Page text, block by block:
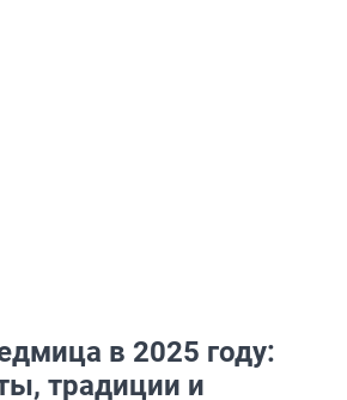
в 2025 году:
традиции и